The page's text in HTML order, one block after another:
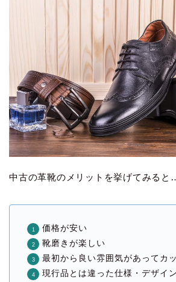
中古の革靴のメリットを挙げてみると
価格が安い
靴磨きが楽しい
最初から良い雰囲気があってカ
現行品とは違った仕様・デザイ